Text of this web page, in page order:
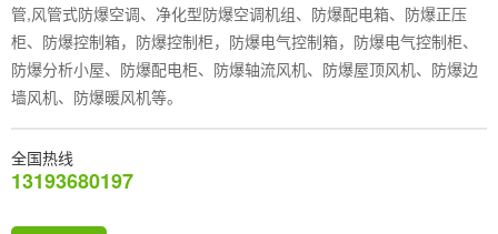
管,风管式防爆空调、净化型防爆空调机组、防爆配电箱、防爆正压
柜、防爆控制箱，防爆控制柜，防爆电气控制箱，防爆电气控制柜、
防爆分析小屋、防爆配电柜、防爆轴流风机、防爆屋顶风机、防爆边
墙风机、防爆暖风机等。
全国热线
13193680197